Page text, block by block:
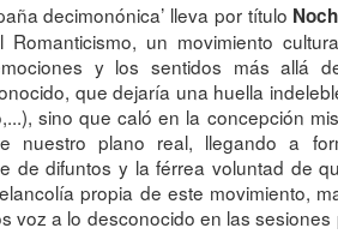
decimonónica’ lleva por título
un movimiento
y los sentidos más allá
que dejaría una huella
sino que caló en la concepción
plano real, llegando a
de difuntos y la férrea voluntad de
propia de este movimiento,
voz a lo desconocido en las sesiones